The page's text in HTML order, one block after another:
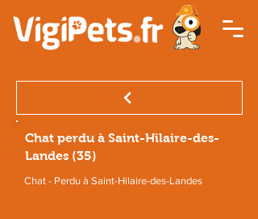
Chat perdu à Saint-Hilaire-des-
Landes (35)
Chat - Perdu à Saint-Hilaire-des-Landes